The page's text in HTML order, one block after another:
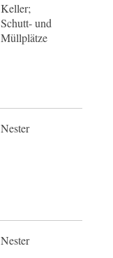
Keller;
Schutt- und
Müllplätze
Nester
Nester